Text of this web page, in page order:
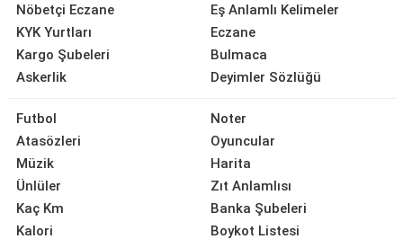
Nöbetçi Eczane
KYK Yurtları
Kargo Şubeleri
Askerlik
Eş Anlamlı Kelimeler
Eczane
Bulmaca
Deyimler Sözlüğü
Futbol
Atasözleri
Müzik
Ünlüler
Kaç Km
Kalori
Noter
Oyuncular
Harita
Zıt Anlamlısı
Banka Şubeleri
Boykot Listesi